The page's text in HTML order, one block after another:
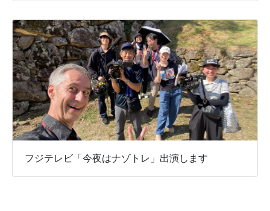
フジテレビ「今夜はナゾトレ」出演します